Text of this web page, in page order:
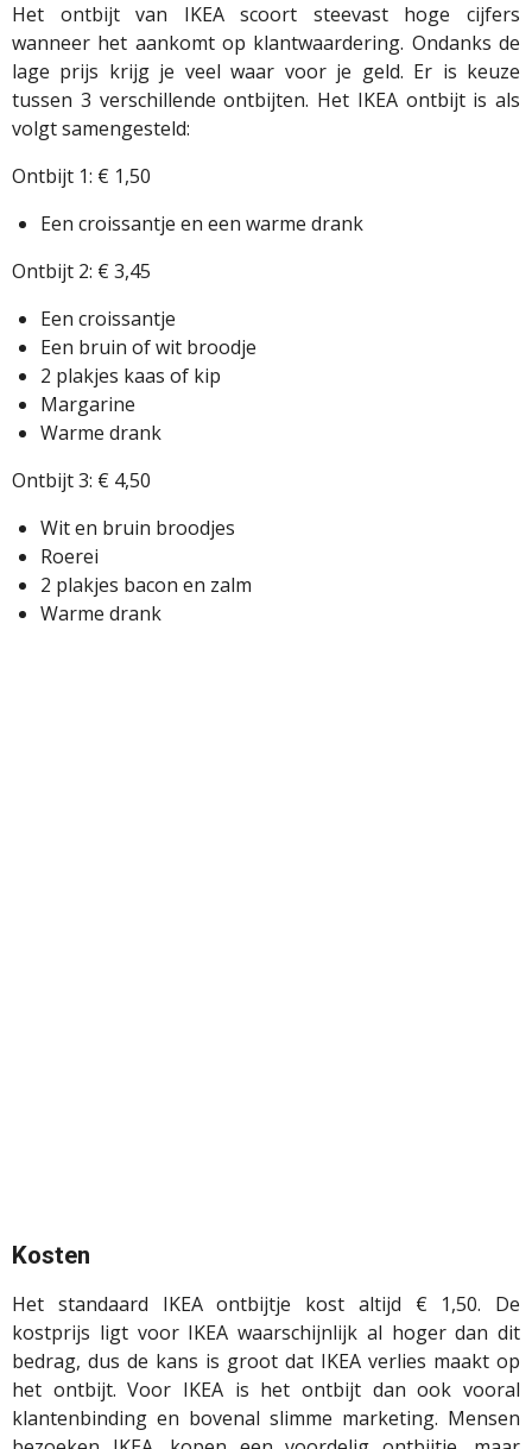
Het ontbijt van IKEA scoort steevast hoge cijfers
wanneer het aankomt op klantwaardering. Ondanks de
lage prijs krijg je veel waar voor je geld. Er is keuze
tussen 3 verschillende ontbijten. Het IKEA ontbijt is als
volgt samengesteld:
Ontbijt 1: € 1,50
Een croissantje en een warme drank
Ontbijt 2: € 3,45
Een croissantje
Een bruin of wit broodje
2 plakjes kaas of kip
Margarine
Warme drank
Ontbijt 3: € 4,50
Wit en bruin broodjes
Roerei
2 plakjes bacon en zalm
Warme drank
Kosten
Het standaard IKEA ontbijtje kost altijd € 1,50. De
kostprijs ligt voor IKEA waarschijnlijk al hoger dan dit
bedrag, dus de kans is groot dat IKEA verlies maakt op
het ontbijt. Voor IKEA is het ontbijt dan ook vooral
klantenbinding en bovenal slimme marketing. Mensen